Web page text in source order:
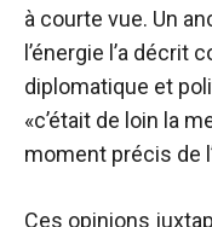
à courte vue. Un
l’énergie l’a décrit
diplomatique et
«c’était de loin la
moment précis de
Ces opinions